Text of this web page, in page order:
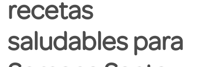
recetas
saludables para